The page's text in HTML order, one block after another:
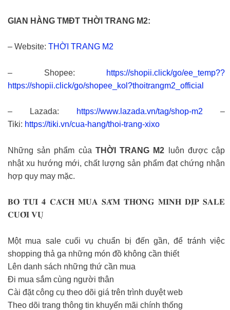
GIAN HÀNG TMĐT THỜI TRANG M2:
– Website: THỜI TRANG M2
– Shopee:
https://shopii.click/go/ee_temp??
https://shopii.click/go/shopee_kol?thoitrangm2_official
– Lazada: https://www.lazada.vn/tag/shop-m2 –
Tiki: https://tiki.vn/cua-hang/thoi-trang-xixo
Những sản phẩm của THỜI TRANG M2
luôn được cập
nhật xu hướng mới, chất lượng sản phẩm đạt chứng nhận
hợp quy may mặc.
𝐁𝐎̉ 𝐓𝐔́𝐈 𝟒 𝐂𝐀́𝐂𝐇 𝐌𝐔𝐀 𝐒𝐀̆́𝐌 𝐓𝐇𝐎̂𝐍𝐆 𝐌𝐈𝐍𝐇 𝐃𝐈̣𝐏 𝐒𝐀𝐋𝐄
𝐂𝐔𝐎̂́𝐈 𝐕𝐔̣
Một mua sale cuối vụ chuẩn bị đến gần, để tránh việc
shopping thả ga những món đồ không cần thiết
Lên danh sách những thứ cần mua
Đi mua sắm cùng người thân
Cài đặt công cụ theo dõi giá trên trình duyệt web
Theo dõi trang thông tin khuyến mãi chính thống